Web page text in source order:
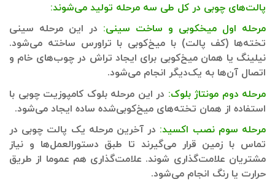
پالت‌های چوبی در کل طی سه مرحله تولید می‌شوند:
مرحله اول میخکوبی و ساخت سینی: در این مرحله سینی
تخته‌ها (کف پالت) با میخ‌کوبی با تراورس ساخته می‌شود.
نیلینگ یا همان میخ‌کوبی برای ایجاد تراش در چوب‌های خام و
اتصال آن‌ها به یک‌دیگر انجام می‌شود.
مرحله دوم مونتاژ بلوک: در این مرحله بلوک کامپوزیت چوبی با
استفاده از همان تخته‌های میخ‌کوبی‌شده ساده ایجاد می‌شود.
مرحله سوم نصب اکسید: در آخرین مرحله یک پالت چوبی در
تماس با زمین قرار می‌گیرند تا طبق دستورالعمل‌ها و نیاز
مشتریان علامت‌گذاری ‌شوند. علامت‌گذاری هم عموما از طریق
حرارت یا رنگ انجام می‌شود.